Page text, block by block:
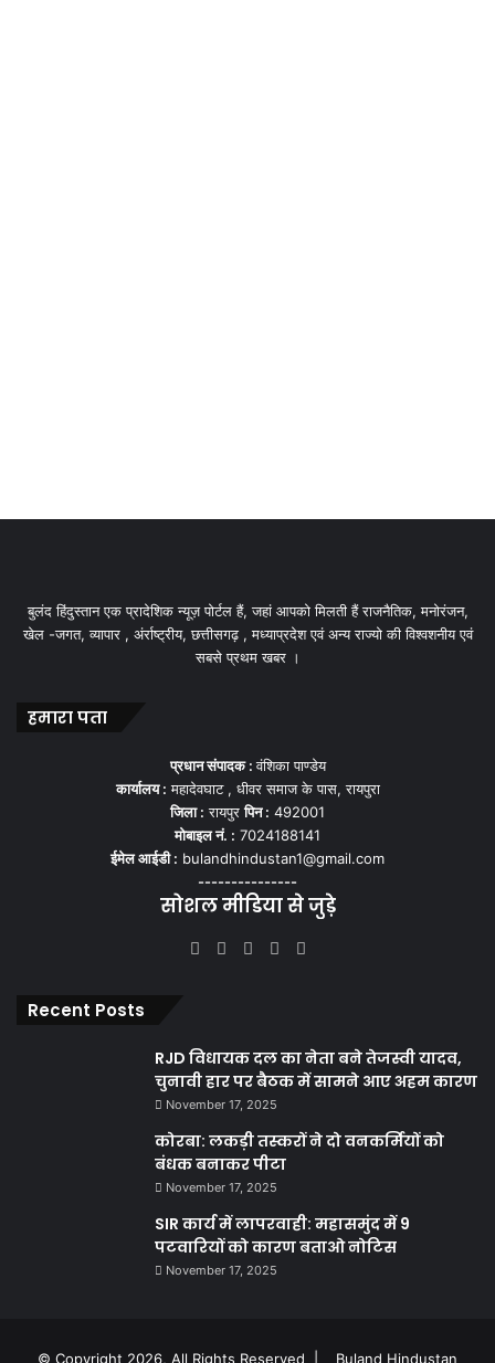
बुलंद हिंदुस्तान एक प्रादेशिक न्यूज़ पोर्टल हैं, जहां आपको मिलती हैं राजनैतिक, मनोरंजन,
खेल -जगत, व्यापार , अंर्राष्ट्रीय, छत्तीसगढ़ , मध्याप्रदेश एवं अन्य राज्यो की विश्वशनीय एवं
सबसे प्रथम खबर ।
हमारा पता
प्रधान संपादक :वंशिका पाण्डेय
कार्यालय : महादेवघाट , धीवर समाज के पास, रायपुरा
जिला : रायपुरपिन : 492001
मोबाइल नं. : 7024188141
ईमेल आईडी : bulandhindustan1@gmail.com
---------------
सोशल मीडिया से जुड़े
Facebook
X YouTubeInstagram
Recent Posts
RJD विधायक दल का नेता बने तेजस्वी यादव,
चुनावी हार पर बैठक में सामने आए अहम कारण
November 17, 2025
कोरबा: लकड़ी तस्करों ने दो वनकर्मियों को
बंधक बनाकर पीटा
November 17, 2025
SIR कार्य में लापरवाही: महासमुंद में 9
पटवारियों को कारण बताओ नोटिस
November 17, 2025
© Copyright 2026, All Rights Reserved | Buland Hindustan